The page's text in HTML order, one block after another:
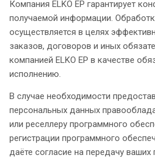
Компания ELKO EP гарантирует
получаемой информации.
осуществляется в целях
заказов, договоров и иных
компанией ELKO EP в качестве
исполнению.
В случае необходимости
персональных данных
или реселлеру программного
регистрации программного
даёте согласие на передачу